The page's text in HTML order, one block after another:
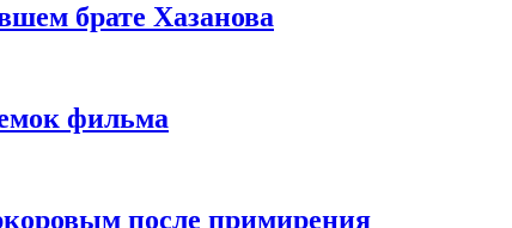
брате Хазанова
фильма
после примирения